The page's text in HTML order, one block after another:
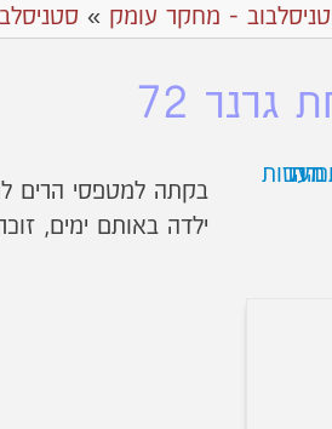
- מחקר עומק »
72
בקתה למטפסי הרים
ילדה באותם ימים,